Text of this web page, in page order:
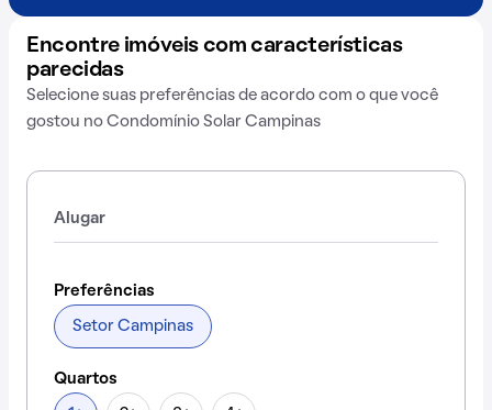
Encontre imóveis com características
parecidas
Selecione suas preferências de acordo com o que você
gostou no Condomínio Solar Campinas
Alugar
Preferências
Setor Campinas
Quartos